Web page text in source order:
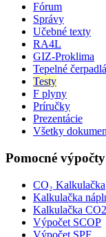
Fórum
Správy
Učebné texty
RA4L
GIZ-Proklima
Tepelné čerpadlá
Testy
F plyny
Príručky
Prezentácie
Všetky
Pomocné výpočty
CO₂ Kalkulačka
Kalkulačka
Kalkulačka
Výpočet SCOP
Výpočet SPF